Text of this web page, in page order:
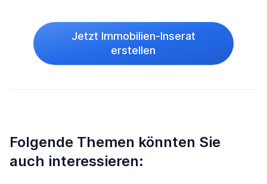
Jetzt Immobilien-Inserat
erstellen
Folgende Themen könnten Sie
auch interessieren: